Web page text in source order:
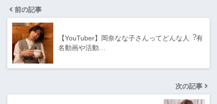
前の記事
【YouTuber】岡奈なな子さんってどんな⼈︖有
名動画や活動…
次の記事